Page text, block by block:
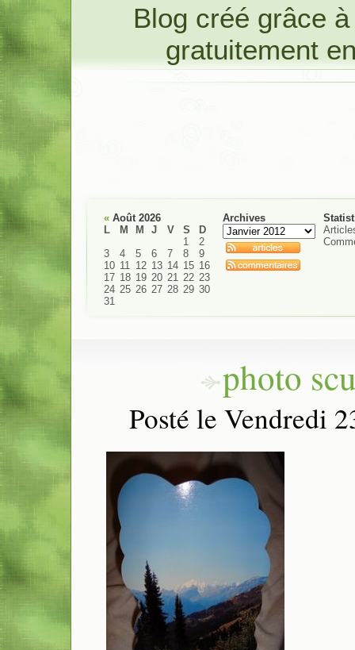
Blog créé grâce
gratuitement
« Août 2026
L
M M J V S
D
1
2
3
4 5 6 7 8
9
10 11 12 13 14 15 16
17 18 19 20 21 22 23
24 25 26 27 28 29 30
31
Archives
photo
Posté le Vendredi